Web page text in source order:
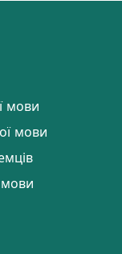
мови
мови
мови